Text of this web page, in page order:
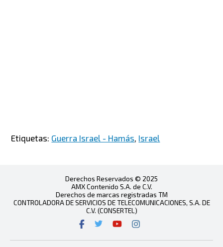
Etiquetas: Guerra Israel - Hamás Israel
Derechos Reservados © 2025
AMX Contenido S.A. de C.V.
Derechos de marcas registradas TM
CONTROLADORA DE SERVICIOS DE TELECOMUNICACIONES, S.A. DE
C.V. (CONSERTEL)